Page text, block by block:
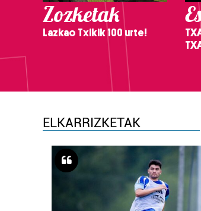
Zozketak
Lazkao Txikik 100 urte!
ELKARRIZKETAK